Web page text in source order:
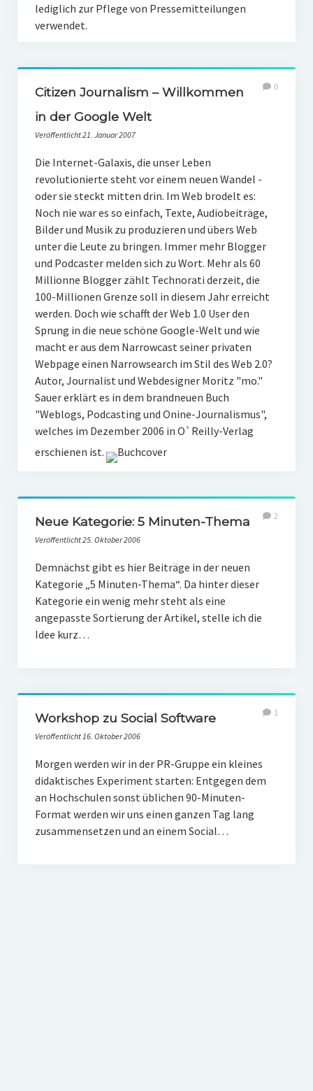
lediglich zur Pflege von Pressemitteilungen
verwendet.
Citizen Journalism – Willkommen
in der Google Welt
Veröffentlicht 21. Januar 2007
0
Die Internet-Galaxis, die unser Leben
revolutionierte steht vor einem neuen Wandel -
oder sie steckt mitten drin. Im Web brodelt es:
Noch nie war es so einfach, Texte, Audiobeiträge,
Bilder und Musik zu produzieren und übers Web
unter die Leute zu bringen. Immer mehr Blogger
und Podcaster melden sich zu Wort. Mehr als 60
Millionne Blogger zählt Technorati derzeit, die
100-Millionen Grenze soll in diesem Jahr erreicht
werden. Doch wie schafft der Web 1.0 User den
Sprung in die neue schöne Google-Welt und wie
macht er aus dem Narrowcast seiner privaten
Webpage einen Narrowsearch im Stil des Web 2.0?
Autor, Journalist und Webdesigner Moritz "mo."
Sauer erklärt es in dem brandneuen Buch
"Weblogs, Podcasting und Onine-Journalismus",
welches im Dezember 2006 in O`Reilly-Verlag
erschienen ist.
Neue Kategorie: 5 Minuten-Thema
Veröffentlicht 25. Oktober 2006
2
Demnächst gibt es hier Beiträge in der neuen
Kategorie „5 Minuten-Thema“. Da hinter dieser
Kategorie ein wenig mehr steht als eine
angepasste Sortierung der Artikel, stelle ich die
Idee kurz…
Workshop zu Social Software
Veröffentlicht 16. Oktober 2006
1
Morgen werden wir in der PR-Gruppe ein kleines
didaktisches Experiment starten: Entgegen dem
an Hochschulen sonst üblichen 90-Minuten-
Format werden wir uns einen ganzen Tag lang
zusammensetzen und an einem Social…